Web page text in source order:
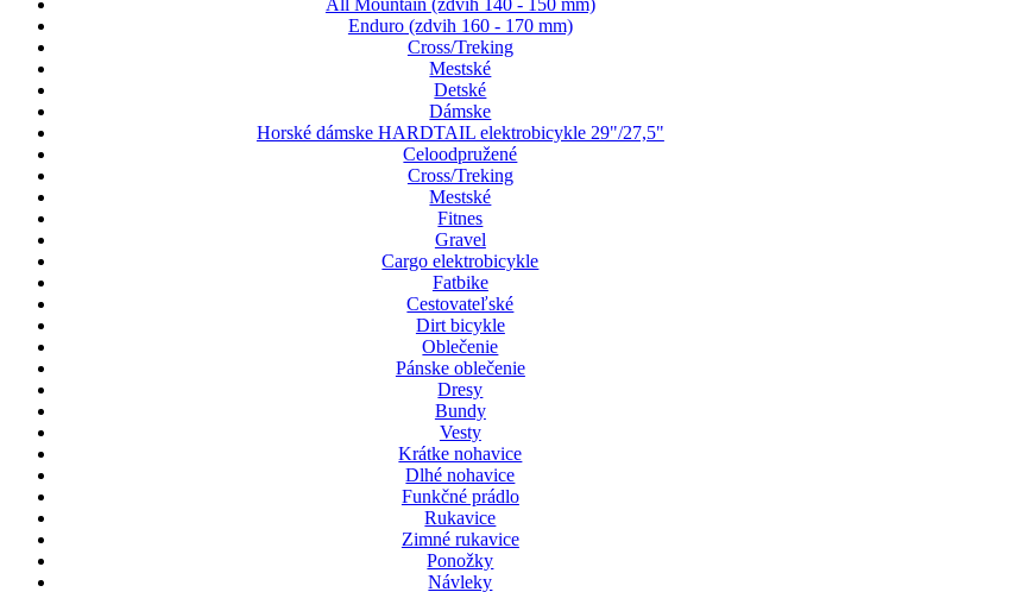
All Mountain (zdvih 140 - 150 mm)
Enduro (zdvih 160 - 170 mm)
Cross/Treking
Mestské
Detské
Dámske
Horské dámske HARDTAIL elektrobicykle 29"/27,5"
Celoodpružené
Cross/Treking
Mestské
Fitnes
Gravel
Cargo elektrobicykle
Fatbike
Cestovateľské
Dirt bicykle
Oblečenie
Pánske oblečenie
Dresy
Bundy
Vesty
Krátke nohavice
Dlhé nohavice
Funkčné prádlo
Rukavice
Zimné rukavice
Ponožky
Návleky